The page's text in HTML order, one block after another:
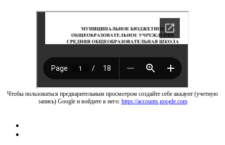
Чтобы пользоваться предварительным просмотром создайте себе аккаунт (учетную
запись) Google и войдите в него: https://accounts.google.com